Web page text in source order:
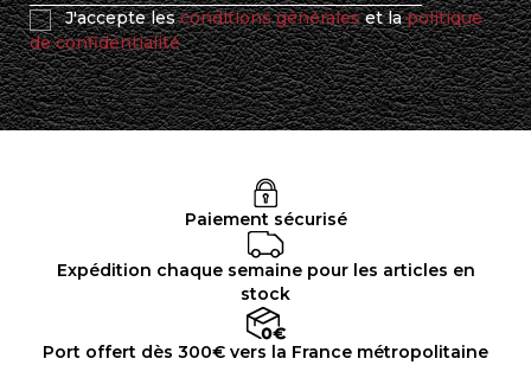
J'accepte lesconditions généraleset lapolitique
de confidentialité
Paiement sécurisé
Expédition chaque semaine pour les articles en
stock
Port offert dès 300€ vers la France métropolitaine